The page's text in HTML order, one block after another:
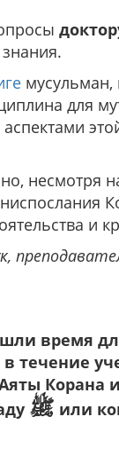
мусульман,
для
несмотря
и
время
Корана
ﷺ или